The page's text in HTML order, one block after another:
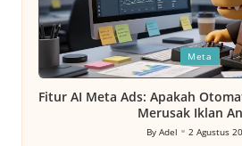
Posted
in
Meta
Fitur AI Meta Ads: Apakah
Merusak Iklan
Posted
By Adel 2 Agustus